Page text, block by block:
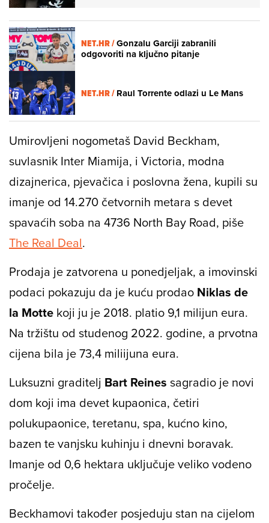
NET.HR /Gonzalu Garciji zabranili
odgovoriti na ključno pitanje
NET.HR /Raul Torrente odlazi u Le Mans
Umirovljeni nogometaš David Beckham,
suvlasnik Inter Miamija, i Victoria, modna
dizajnerica, pjevačica i poslovna žena, kupili su
imanje od 14.270 četvornih metara s devet
spavaćih soba na 4736 North Bay Road, piše
The Real Deal.
Prodaja je zatvorena u ponedjeljak, a imovinski
podaci pokazuju da je kuću prodao Niklas de
la Motte koji ju je 2018. platio 9,1 milijun eura.
Na tržištu od studenog 2022. godine, a prvotna
cijena bila je 73,4 miliijuna eura.
Luksuzni graditelj Bart Reines sagradio je novi
dom koji ima devet kupaonica, četiri
polukupaonice, teretanu, spa, kućno kino,
bazen te vanjsku kuhinju i dnevni boravak.
Imanje od 0,6 hektara uključuje veliko vodeno
pročelje.
Beckhamovi također posjeduju stan na cijelom